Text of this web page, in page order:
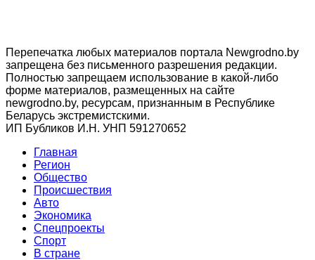
Перепечатка любых материалов портала Newgrodno.by
запрещена без письменного разрешения редакции.
Полностью запрещаем использование в какой-либо
форме материалов, размещенных на сайте
newgrodno.by, ресурсам, признанным в Республике
Беларусь экстремистскими.
ИП Бубликов И.Н. УНП 591270652
Главная
Регион
Общество
Происшествия
Авто
Экономика
Спецпроекты
Cпорт
В стране